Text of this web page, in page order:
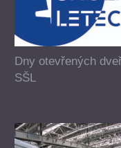
Dny otevřených
SŠL